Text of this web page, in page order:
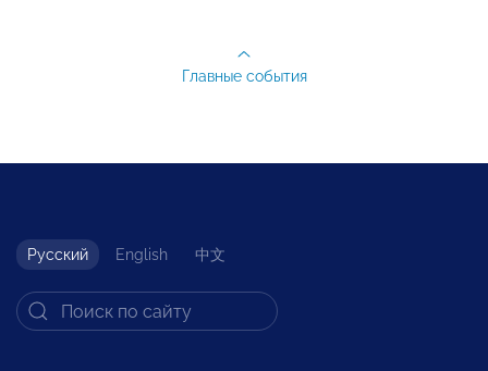
Главные события
Русский English 中文